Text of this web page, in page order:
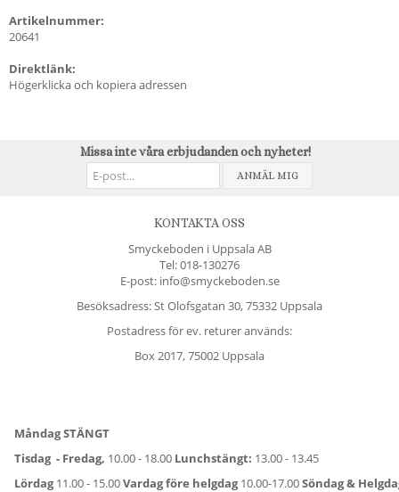
Artikelnummer:
20641
Direktlänk:
Högerklicka och kopiera adressen
Missa inte våra erbjudanden och nyheter!
ANMÄL MIG
KONTAKTA OSS
Smyckeboden i Uppsala AB
Tel:018-130276
E-post: info@smyckeboden.se
Besöksadress: St Olofsgatan 30, 75332 Uppsala
Postadress för ev. returer används:
Box 2017, 75002 Uppsala
Måndag STÄNGT
Tisdag - Fredag, 10.00 - 18.00 Lunchstängt: 13.00 - 13.45
Lördag11.00 - 15.00Vardag före helgdag10.00-17.00Söndag &